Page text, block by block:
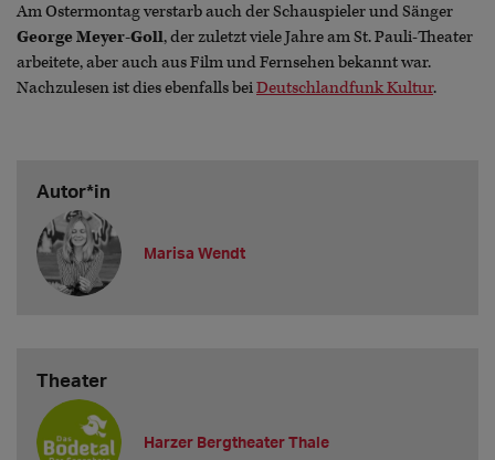
Am Ostermontag verstarb auch der Schauspieler und Sänger
George Meyer-Goll, der zuletzt viele Jahre am St. Pauli-Theater
arbeitete, aber auch aus Film und Fernsehen bekannt war.
Nachzulesen ist dies ebenfalls beiDeutschlandfunk Kultur.
Autor*in
Marisa Wendt
Theater
Harzer Bergtheater Thale